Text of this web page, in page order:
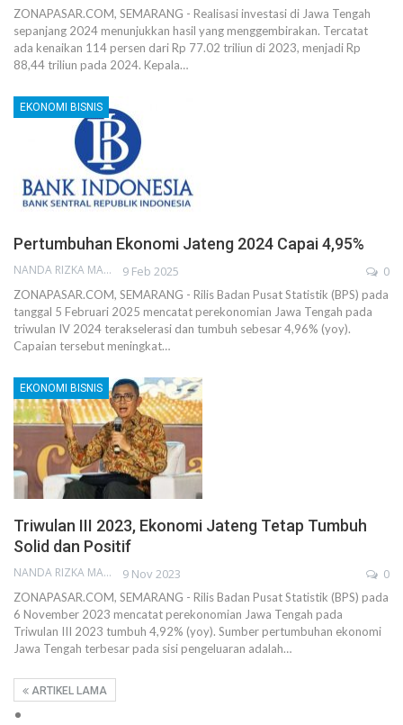
ZONAPASAR.COM, SEMARANG - Realisasi investasi di Jawa Tengah
sepanjang 2024 menunjukkan hasil yang menggembirakan. Tercatat
ada kenaikan 114 persen dari Rp 77.02 triliun di 2023, menjadi Rp
88,44 triliun pada 2024. Kepala…
EKONOMI BISNIS
Pertumbuhan Ekonomi Jateng 2024 Capai 4,95%
NANDA RIZKA MAHENDRA 9 Feb 2025 0
ZONAPASAR.COM, SEMARANG - Rilis Badan Pusat Statistik (BPS) pada
tanggal 5 Februari 2025 mencatat perekonomian Jawa Tengah pada
triwulan IV 2024 terakselerasi dan tumbuh sebesar 4,96% (yoy).
Capaian tersebut meningkat…
EKONOMI BISNIS
Triwulan III 2023, Ekonomi Jateng Tetap Tumbuh
Solid dan Positif
NANDA RIZKA MAHENDRA 9 Nov 2023 0
ZONAPASAR.COM, SEMARANG - Rilis Badan Pusat Statistik (BPS) pada
6 November 2023 mencatat perekonomian Jawa Tengah pada
Triwulan III 2023 tumbuh 4,92% (yoy). Sumber pertumbuhan ekonomi
Jawa Tengah terbesar pada sisi pengeluaran adalah…
ARTIKEL LAMA